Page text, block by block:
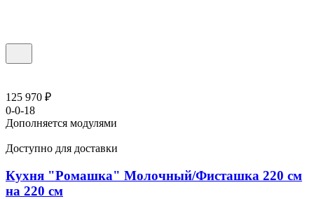
125 970 ₽
0-0-18
Дополняется модулями
Доступно для доставки
Кухня "Ромашка" Молочный/Фисташка 220 см
на 220 см